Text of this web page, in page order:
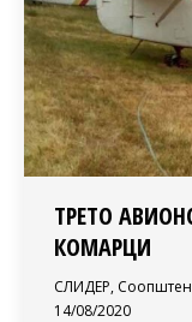
ТРЕТО
КОМАРЦИ
СЛИДЕР,
14/08/2020